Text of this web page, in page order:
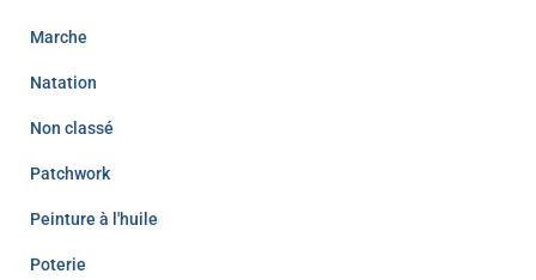
Marche
Natation
Non classé
Patchwork
Peinture à l'huile
Poterie